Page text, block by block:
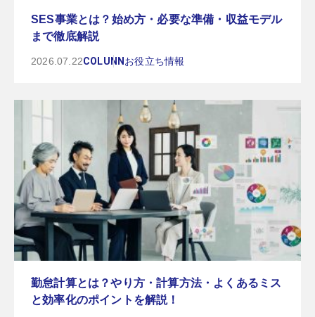
SES事業とは？始め方・必要な準備・収益モデル
まで徹底解説
2026.07.22COLUNN お役立ち情報
勤怠計算とは？やり方・計算方法・よくあるミス
と効率化のポイントを解説！